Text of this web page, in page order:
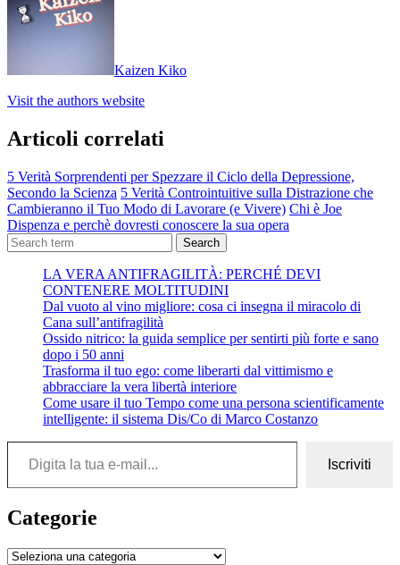
Kaizen Kiko
Visit the authors website
Articoli correlati
5 Verità Sorprendenti per Spezzare il Ciclo della Depressione,
Secondo la Scienza 5 Verità Controintuitive sulla Distrazione che
Cambieranno il Tuo Modo di Lavorare (e Vivere) Chi è Joe
Dispenza e perchè dovresti conoscere la sua opera
Search
LA VERA ANTIFRAGILITÀ: PERCHÉ DEVI
CONTENERE MOLTITUDINI
Dal vuoto al vino migliore: cosa ci insegna il miracolo di
Cana sull’antifragilità
Ossido nitrico: la guida semplice per sentirti più forte e sano
dopo i 50 anni
Trasforma il tuo ego: come liberarti dal vittimismo e
abbracciare la vera libertà interiore
Come usare il tuo Tempo come una persona scientificamente
intelligente: il sistema Dis/Co di Marco Costanzo
Digita la tua e-mail...
Iscriviti
Categorie
Categorie